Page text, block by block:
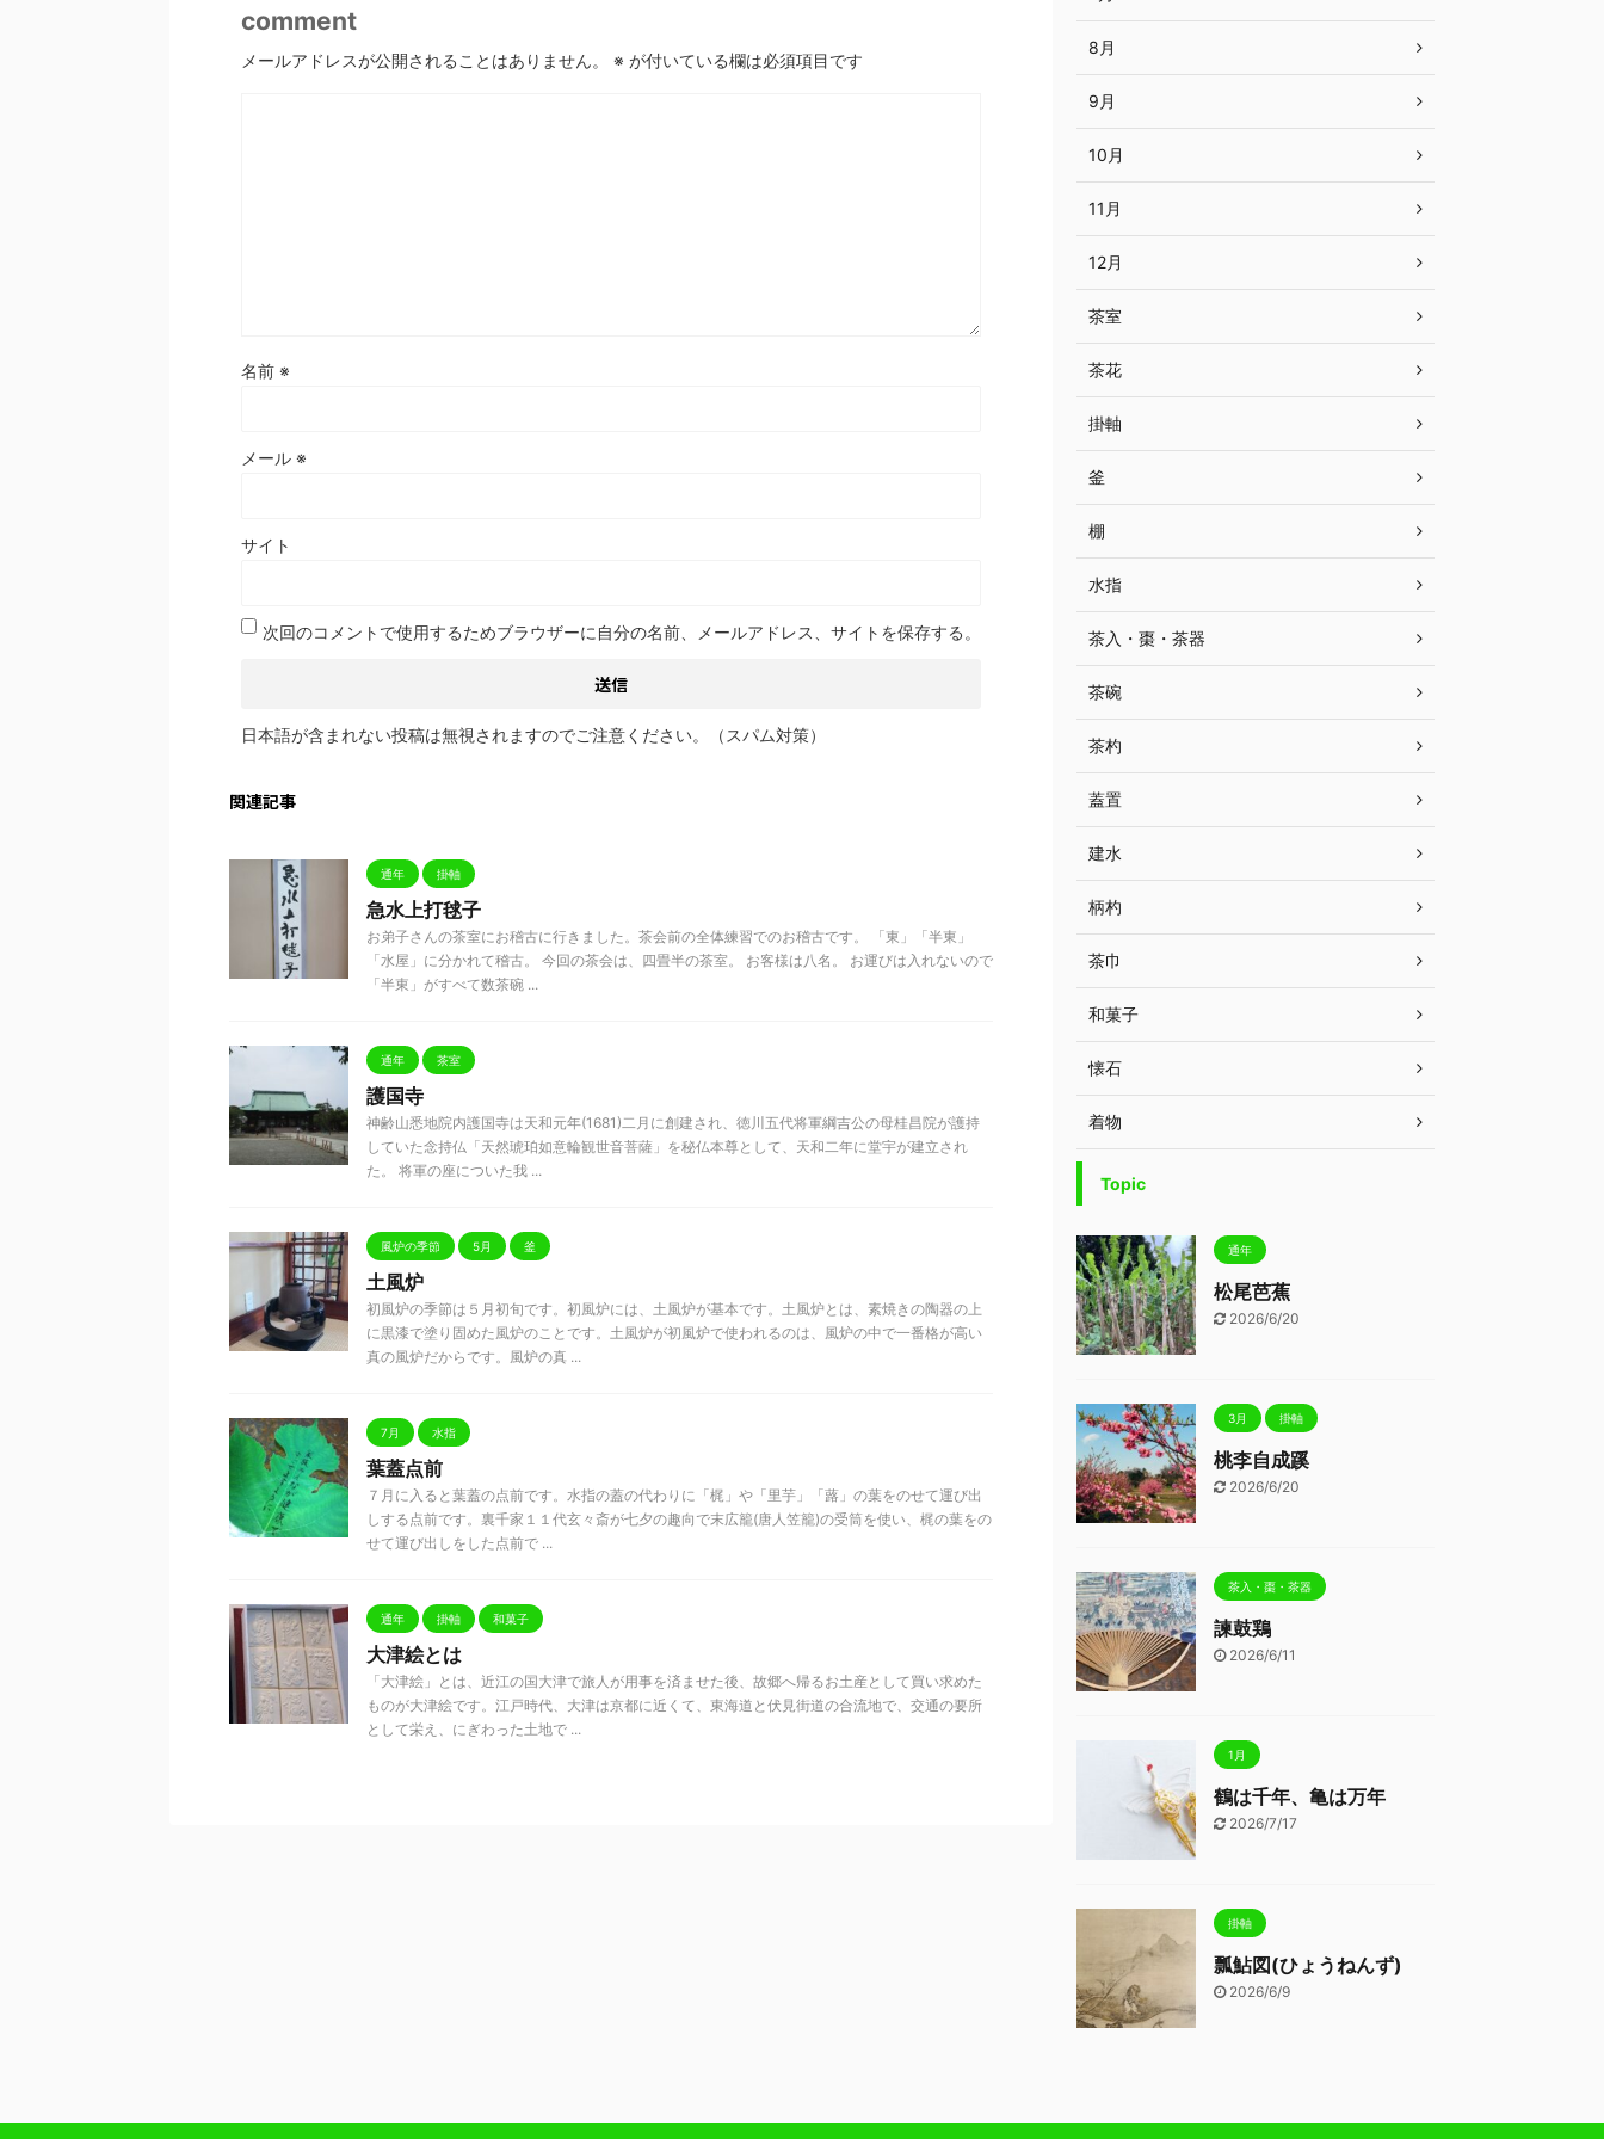
comment
メールアドレスが公開されることはありません。 ※ が付いている欄は必須項目です
名前 ※
メール ※
サイト
次回のコメントで使用するためブラウザーに自分の名前、メールアドレス、サイトを保存する。
日本語が含まれない投稿は無視されますのでご注意ください。（スパム対策）
関連記事
通年 掛軸
急水上打毬子
お弟子さんの茶室にお稽古に行きました。茶会前の全体練習でのお稽古です。 「東」「半東」
「水屋」に分かれて稽古。 今回の茶会は、四畳半の茶室。 お客様は八名。 お運びは入れないので
「半東」がすべて数茶碗 ...
通年 茶室
護国寺
神齢山悉地院内護国寺は天和元年(1681)二月に創建され、徳川五代将軍綱吉公の母桂昌院が護持
していた念持仏「天然琥珀如意輪観世音菩薩」を秘仏本尊として、天和二年に堂宇が建立され
た。 将軍の座についた我 ...
風炉の季節 5月 釜
土風炉
初風炉の季節は５月初旬です。初風炉には、土風炉が基本です。土風炉とは、素焼きの陶器の上
に黒漆で塗り固めた風炉のことです。土風炉が初風炉で使われるのは、風炉の中で一番格が高い
真の風炉だからです。風炉の真 ...
7月 水指
葉蓋点前
７月に入ると葉蓋の点前です。水指の蓋の代わりに「梶」や「里芋」「蕗」の葉をのせて運び出
しする点前です。裏千家１１代玄々斎が七夕の趣向で末広籠(唐人笠籠)の受筒を使い、梶の葉をの
せて運び出しをした点前で ...
通年 掛軸 和菓子
大津絵とは
「大津絵」とは、近江の国大津で旅人が用事を済ませた後、故郷へ帰るお土産として買い求めた
ものが大津絵です。江戸時代、大津は京都に近くて、東海道と伏見街道の合流地で、交通の要所
として栄え、にぎわった土地で ...
8月
9月
10月
11月
12月
茶室
茶花
掛軸
釜
棚
水指
茶入・棗・茶器
茶碗
茶杓
蓋置
建水
柄杓
茶巾
和菓子
懐石
着物
Topic
通年
松尾芭蕉
2026/6/20
3月 掛軸
桃李自成蹊
2026/6/20
茶入・棗・茶器
諫鼓鶏
2026/6/11
1月
鶴は千年、亀は万年
2026/7/17
掛軸
瓢鮎図(ひょうねんず)
2026/6/9